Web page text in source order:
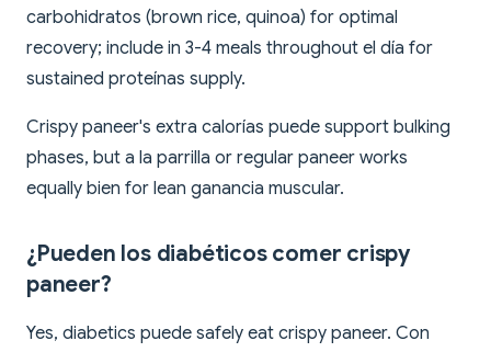
carbohidratos (brown rice, quinoa) for optimal
recovery; include in 3-4 meals throughout el día for
sustained proteínas supply.
Crispy paneer's extra calorías puede support bulking
phases, but a la parrilla or regular paneer works
equally bien for lean ganancia muscular.
¿Pueden los diabéticos comer crispy
paneer?
Yes, diabetics puede safely eat crispy paneer. Con